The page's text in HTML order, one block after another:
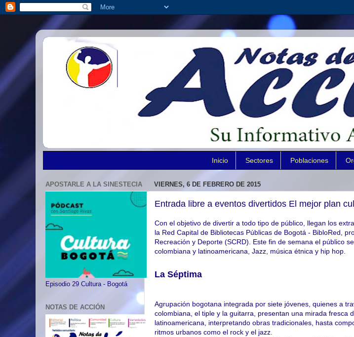
Inicio Sectores Poblaciones
VIERNES, 6 DE FEBRERO DE 2015
Entrada libre a eventos divertidos El mejor plan
Con el objetivo de divertir a todo tipo de público, llegan los
la Red Capital de Bibliotecas Públicas de Bogotá - BibloRed,
Recreación y Deporte (SCRD). Este fin de semana el público
colombiana y latinoamericana, Jazz, música étnica y hip hop.
La Séptima
Agrupación bogotana integrada por siete jóvenes, quienes a
colombiana, el tiple y la guitarra, presentan una mirada fresca
latinoamericana, interpretando obras tradicionales, hasta
ritmos urbanos como el rock y el jazz.
APOSTARLE A LA SINESTECIA
Episodio 29 Cultura - Bogotá
NOTAS DE ACCIÓN